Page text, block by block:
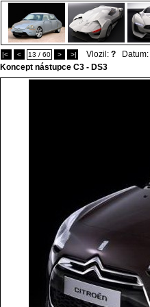
|< < 13 / 60 > >| Vlozil: ? Datum:
Koncept nástupce C3 - DS3